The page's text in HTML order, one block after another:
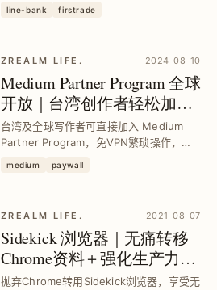
line-bank firstrade
ZREALM LIFE. 2024-08-10
Medium Partner Program 全球
开放｜台湾创作者轻松加入
赚取文章收益
台湾及全球写作者可直接加入 Medium
Partner Program，免VPN繁琐操作，透
限制问题，实现文章变现与持续创作的双
medium paywall
ZREALM LIFE. 2021-08-07
Sidekick 浏览器｜无痛转移
Chrome资料＋强化生产力功
能提升工作效率
抛弃Chrome转用Sidekick浏览器，享受无